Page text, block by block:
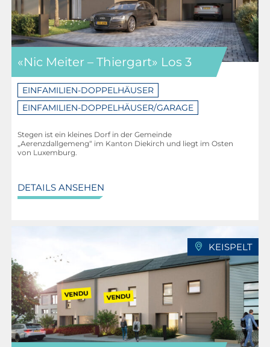
Centre Hospitalier du Nord: 9,8 km
Schulzentrum Medernach: 4,0 km
Schulgebäude Ermsdorf: 4,5 km
Sporthalle Medernach: 3,9 km
Kino „Scala“ Diekirch: 8,3 km
Flughafen: 37,5 km
«Nic Meiter – Thiergart» Los 3
EINFAMILIEN-DOPPELHÄUSER
EINFAMILIEN-DOPPELHÄUSER/GARAGE
Stegen ist ein kleines Dorf in der Gemeinde
„Aerenzdallgemeng“ im Kanton Diekirch und liegt im Osten
von Luxemburg.
DETAILS ANSEHEN
KEISPELT